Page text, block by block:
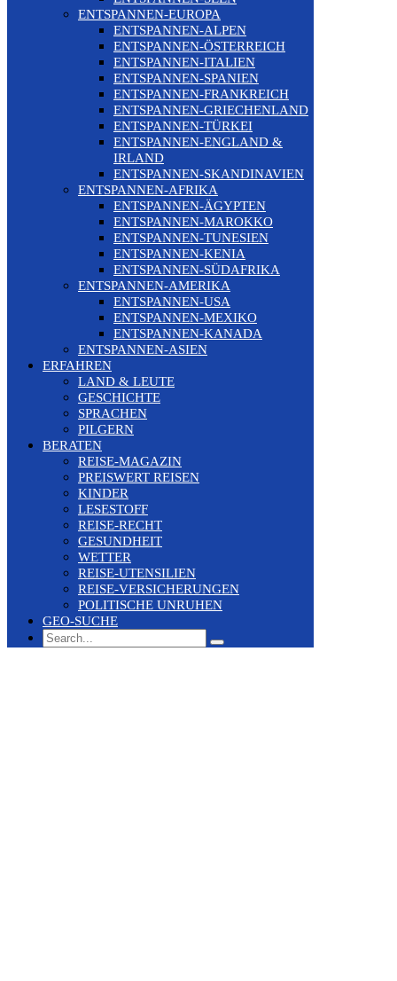
ENTSPANNEN-EUROPA
ENTSPANNEN-ALPEN
ENTSPANNEN-ÖSTERREICH
ENTSPANNEN-ITALIEN
ENTSPANNEN-SPANIEN
ENTSPANNEN-FRANKREICH
ENTSPANNEN-GRIECHENLAND
ENTSPANNEN-TÜRKEI
ENTSPANNEN-ENGLAND &
IRLAND
ENTSPANNEN-SKANDINAVIEN
ENTSPANNEN-AFRIKA
ENTSPANNEN-ÄGYPTEN
ENTSPANNEN-MAROKKO
ENTSPANNEN-TUNESIEN
ENTSPANNEN-KENIA
ENTSPANNEN-SÜDAFRIKA
ENTSPANNEN-AMERIKA
ENTSPANNEN-USA
ENTSPANNEN-MEXIKO
ENTSPANNEN-KANADA
ENTSPANNEN-ASIEN
ERFAHREN
LAND & LEUTE
GESCHICHTE
SPRACHEN
PILGERN
BERATEN
REISE-MAGAZIN
PREISWERT REISEN
KINDER
LESESTOFF
REISE-RECHT
GESUNDHEIT
WETTER
REISE-UTENSILIEN
REISE-VERSICHERUNGEN
POLITISCHE UNRUHEN
GEO-SUCHE
Search